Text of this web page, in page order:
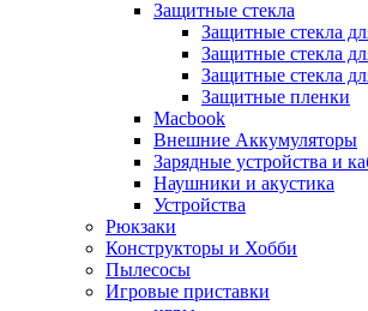
Защитные стекла
Защитные стекла
Защитные стекла
Защитные стекла
Защитные пленки
Macbook
Внешние Аккумуляторы
Зарядные устройства и
Наушники и акустика
Устройства
Рюкзаки
Конструкторы и Хобби
Пылесосы
Игровые приставки